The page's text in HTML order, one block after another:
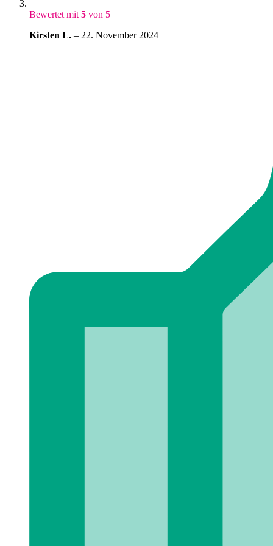
Bewertet mit 5 von 5
Kirsten L. – 22. November 2024